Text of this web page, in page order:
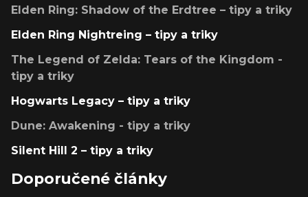
Elden Ring: Shadow of the Erdtree – tipy a triky
Elden Ring Nightreing – tipy a triky
The Legend of Zelda: Tears of the Kingdom -
tipy a triky
Hogwarts Legacy – tipy a triky
Dune: Awakening - tipy a triky
Silent Hill 2 – tipy a triky
Doporučené články